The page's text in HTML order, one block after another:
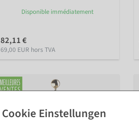
Disponible immédiatement
82,11 €
69,00 EUR hors TVA